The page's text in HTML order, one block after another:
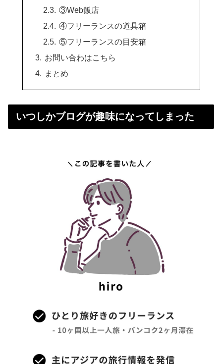
③Web飯店
④フリーランスの道具箱
⑤フリーランスの目安箱
お問い合わはこちら
まとめ
いつしかブログが趣味になってしまった